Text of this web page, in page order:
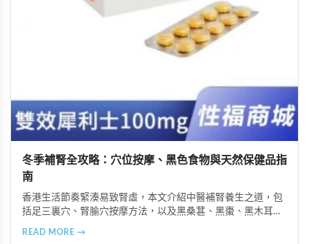
冬季補腎全攻略：穴位按摩、黑色食物與天然保健品指
南
香港生活節奏緊湊易致腎虛，本文介紹中醫補腎養生之道，包
括足三裏穴、腎腧穴按摩方法，以及黑桑葚、黑棗、黑木耳等
READ MORE →